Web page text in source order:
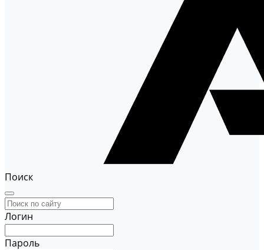
Поиск
Логин
Пароль